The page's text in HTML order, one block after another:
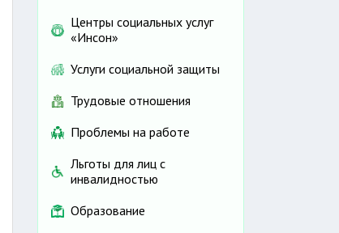
Центры социальных услуг
«Инсон»
Услуги социальной защиты
Трудовые отношения
Проблемы на работе
Льготы для лиц с
инвалидностью
Образование